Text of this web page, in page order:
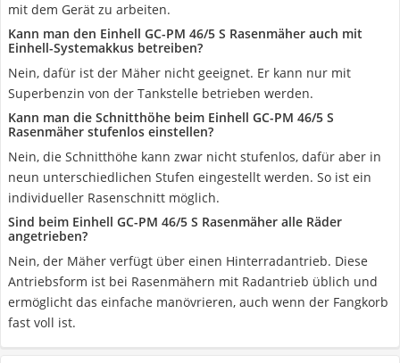
mit dem Gerät zu arbeiten.
Kann man den Einhell GC-PM 46/5 S Rasenmäher auch mit
Einhell-Systemakkus betreiben?
Nein, dafür ist der Mäher nicht geeignet. Er kann nur mit
Superbenzin von der Tankstelle betrieben werden.
Kann man die Schnitthöhe beim Einhell GC-PM 46/5 S
Rasenmäher stufenlos einstellen?
Nein, die Schnitthöhe kann zwar nicht stufenlos, dafür aber in
neun unterschiedlichen Stufen eingestellt werden. So ist ein
individueller Rasenschnitt möglich.
Sind beim Einhell GC-PM 46/5 S Rasenmäher alle Räder
angetrieben?
Nein, der Mäher verfügt über einen Hinterradantrieb. Diese
Antriebsform ist bei Rasenmähern mit Radantrieb üblich und
ermöglicht das einfache manövrieren, auch wenn der Fangkorb
fast voll ist.